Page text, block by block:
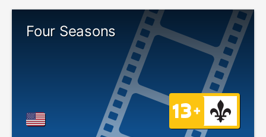
Four Seasons